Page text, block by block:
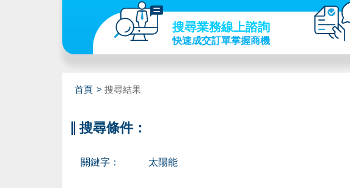
搜尋業務線上諮詢
快速成交訂單掌握商機
首頁 搜尋結果
搜尋條件：
關鍵字： 太陽能